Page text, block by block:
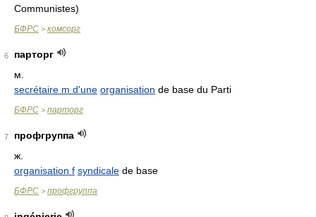
Communistes)
БФРС > комсорг
6
парторг
м.
secrétaire m d'une organisation de base du Parti
БФРС > парторг
7
профгруппа
ж.
organisation f syndicale de base
БФРС > профгруппа